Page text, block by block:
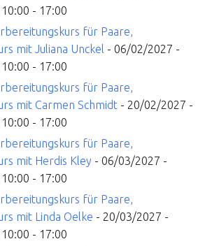
- 17:00
für Paare,
mit Juliana Unckel - 06/02/2027 -
- 17:00
für Paare,
mit Carmen Schmidt- 20/02/2027 -
- 17:00
für Paare,
mit Herdis Kley - 06/03/2027 -
- 17:00
für Paare,
mit Linda Oelke - 20/03/2027 -
- 17:00